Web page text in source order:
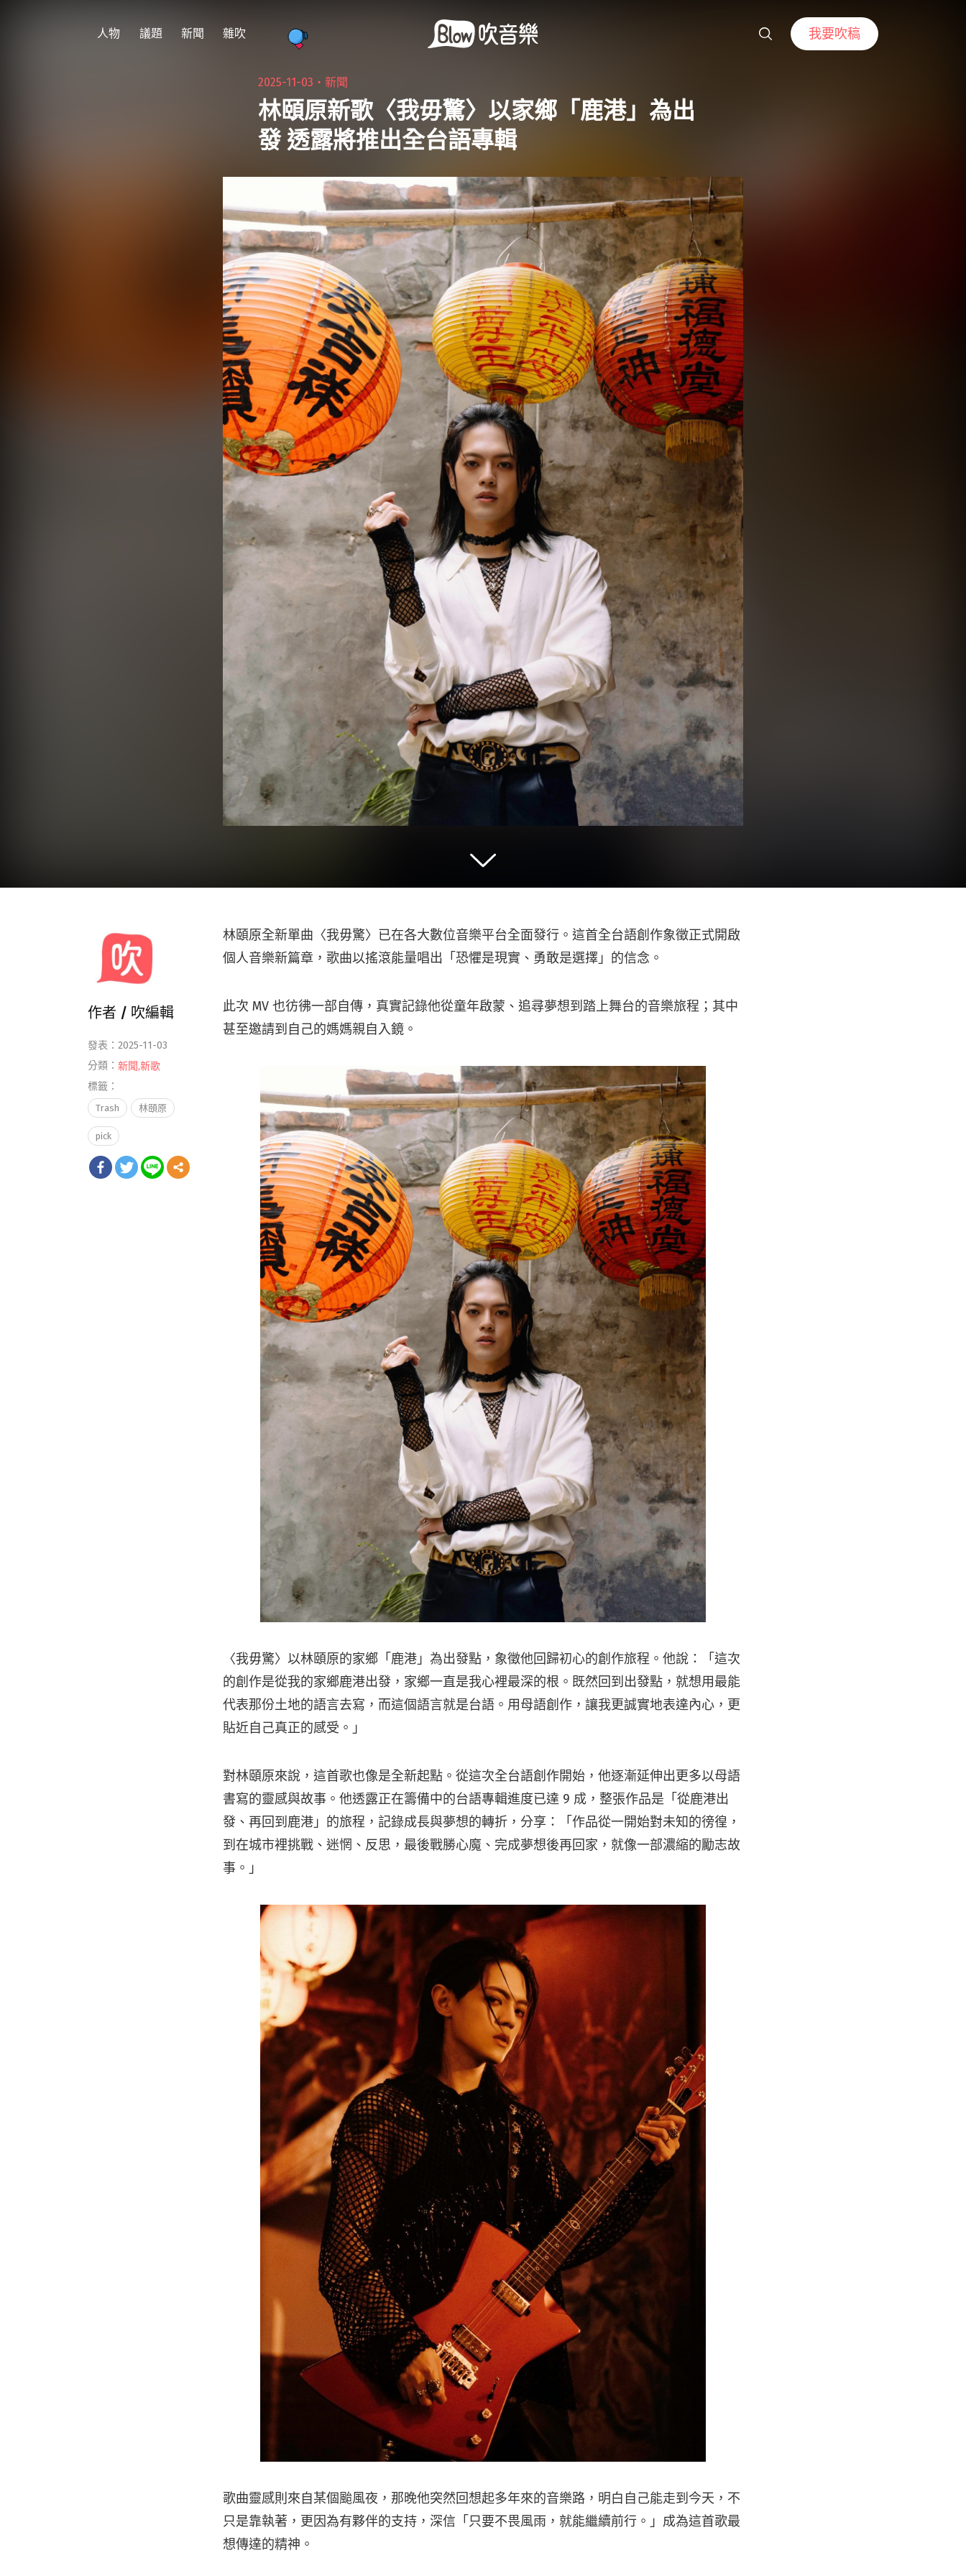
人物 議題 新聞 雜吹 我要吹稿
2025-11-03・新聞
林頤原新歌〈我毋驚〉以家鄉「鹿港」為出
發 透露將推出全台語專輯
林頤原全新單曲〈我毋驚〉已在各大數位音樂平台全面發行。這首全台語創作象徵正式開啟
個人音樂新篇章，歌曲以搖滾能量唱出「恐懼是現實、勇敢是選擇」的信念。
此次 MV 也彷彿一部自傳，真實記錄他從童年啟蒙、追尋夢想到踏上舞台的音樂旅程；其中
甚至邀請到自己的媽媽親自入鏡。
〈我毋驚〉以林頤原的家鄉「鹿港」為出發點，象徵他回歸初心的創作旅程。他說：「這次
的創作是從我的家鄉鹿港出發，家鄉一直是我心裡最深的根。既然回到出發點，就想用最能
代表那份土地的語言去寫，而這個語言就是台語。用母語創作，讓我更誠實地表達內心，更
貼近自己真正的感受。」
對林頤原來說，這首歌也像是全新起點。從這次全台語創作開始，他逐漸延伸出更多以母語
書寫的靈感與故事。他透露正在籌備中的台語專輯進度已達 9 成，整張作品是「從鹿港出
發、再回到鹿港」的旅程，記錄成長與夢想的轉折，分享：「作品從一開始對未知的徬徨，
到在城市裡挑戰、迷惘、反思，最後戰勝心魔、完成夢想後再回家，就像一部濃縮的勵志故
事。」
歌曲靈感則來自某個颱風夜，那晚他突然回想起多年來的音樂路，明白自己能走到今天，不
只是靠執著，更因為有夥伴的支持，深信「只要不畏風雨，就能繼續前行。」成為這首歌最
想傳達的精神。
作者 / 吹編輯
發表：2025-11-03
分類： 新聞,新歌
標籤：
Trash 林頤原
pick